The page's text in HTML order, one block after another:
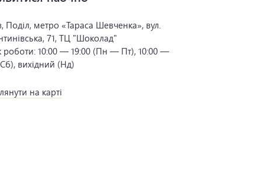
Поділ, метро «Тараса Шевченка», вул.
71, ТЦ "Шоколад"
роботи: 10:00 — 19:00 (Пн — Пт), 10:00 —
вихідний (Нд)
на карті